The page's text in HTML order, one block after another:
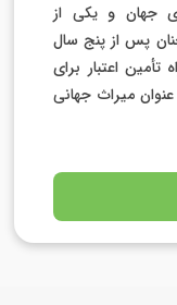
جهان و یکی از
پس از پنج سال
اعتبار برای
این برج که در سال ۱۳۹۱ به عنوان میراث جهانی